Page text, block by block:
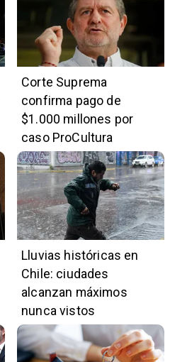
Corte Suprema
confirma pago de
$1.000 millones por
caso ProCultura
Lluvias históricas en
Chile: ciudades
alcanzan máximos
nunca vistos